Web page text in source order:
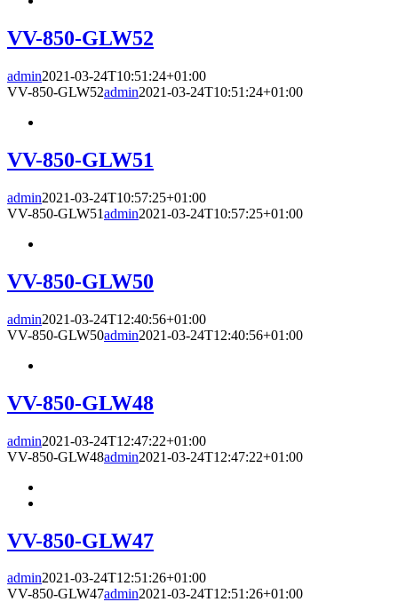
VV-850-GLW52
admin2021-03-24T10:51:24+01:00
VV-850-GLW52admin2021-03-24T10:51:24+01:00
VV-850-GLW51
admin2021-03-24T10:57:25+01:00
VV-850-GLW51admin2021-03-24T10:57:25+01:00
VV-850-GLW50
admin2021-03-24T12:40:56+01:00
VV-850-GLW50admin2021-03-24T12:40:56+01:00
VV-850-GLW48
admin2021-03-24T12:47:22+01:00
VV-850-GLW48admin2021-03-24T12:47:22+01:00
VV-850-GLW47
admin2021-03-24T12:51:26+01:00
VV-850-GLW47admin2021-03-24T12:51:26+01:00